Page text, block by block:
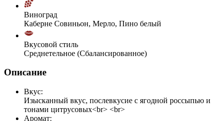
Виноград
Каберне Совиньон, Мерло, Пино белый
Вкусовой стиль
Среднетельное (Сбалансированное)
Описание
Вкус:
Изысканный вкус, послевкусие с ягодной россыпью и
тонами цитрусовых<br> <br>
Аромат: